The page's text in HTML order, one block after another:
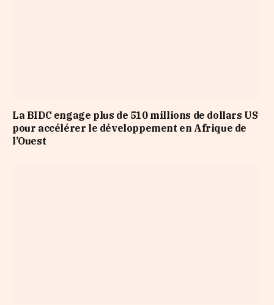
La BIDC engage plus de 510 millions de dollars US
pour accélérer le développement en Afrique de
l’Ouest